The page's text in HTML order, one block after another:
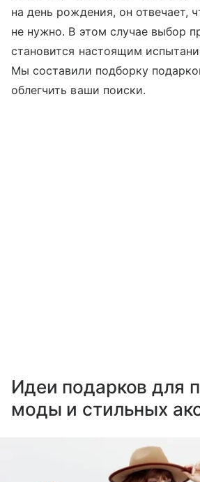
на день рождения, он отвечает,
не нужно. В этом случае выбор
становится настоящим
Мы составили подборку
облегчить ваши поиски.
Идеи подарков для
моды и стильных